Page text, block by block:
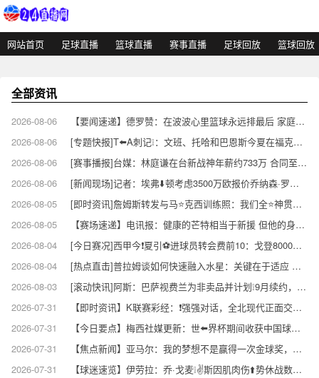
网站首页 足球直播 篮球直播 赛事直播 足球回放 篮球回放
全部资讯
2026-08-06
【要闻速递】德罗赞：在波波心里篮球永远排最后 家庭和其他一切都在篮球之⬅️前
2026-08-06
[专题快报]T⬅️A刺记❕：文班、托哈和巴恩斯今夏在福克斯家里的健身房训练
2026-08-06
[赛事播报]台媒：林庭谦在台新战神年薪约733万 合同至少⚽3年&总价超过2096万
2026-08-06
[新闻现场]记者：埃弗⬇️顿考虑3500万欧报价乔纳森·罗，此前3000万欧报价遭拒
2026-08-05
[即时资讯]詹姆斯转发与马⭐克西训练照：我们全⭐神贯注！马克西竞选总统吧
2026-08-05
【赛场速递】电讯报：健康的芒特相当于新援 但他的身体始终是卡❕里克心头隐患
2026-08-04
[今日赛况]西甲今❗夏引⚽进球员转会费前10：戈登8000万欧第一，皇萨竞包⬆️揽前八
2026-08-04
[热点直击]普拉姆谈如何快速融入水星：关键在于适应 我会努⬇️力快速学习
2026-08-03
[滚动快讯]阿斯：巴萨视费兰为非卖品并计划❕9月续约，未收到巴黎任何⬅️报价⬆️
2026-07-31
【即时资讯】K联赛彩经：❗强强对话，全北现代正面交锋首尔FC
2026-07-31
【今日要点】梅西社媒更新：世⬅️界杯期间收获中国球迷满满的爱，⚾这对我意义非凡
2026-07-31
【焦点新闻】亚马尔：我的梦想不是赢得一次金球奖，而是赢得很多❗次金球奖
2026-07-31
【球迷速览】伊劳拉：乔·戈麦❕✌️斯因肌肉伤⬆️势休战数周，确定会错过英超开局阶段